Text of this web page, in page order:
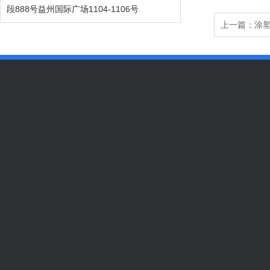
段888号益州国际广场1104-1106号
上一篇： 涂